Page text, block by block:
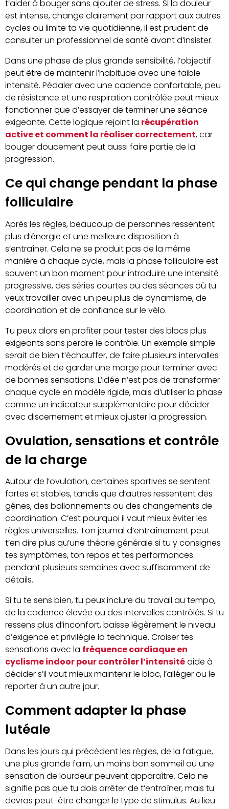
t’aider à bouger sans ajouter de stress. Si la douleur
est intense, change clairement par rapport aux autres
cycles ou limite ta vie quotidienne, il est prudent de
consulter un professionnel de santé avant d’insister.
Dans une phase de plus grande sensibilité, l’objectif
peut être de maintenir l’habitude avec une faible
intensité. Pédaler avec une cadence confortable, peu
de résistance et une respiration contrôlée peut mieux
fonctionner que d’essayer de terminer une séance
exigeante. Cette logique rejoint la récupération
active et comment la réaliser correctement, car
bouger doucement peut aussi faire partie de la
progression.
Ce qui change pendant la phase
folliculaire
Après les règles, beaucoup de personnes ressentent
plus d’énergie et une meilleure disposition à
s’entraîner. Cela ne se produit pas de la même
manière à chaque cycle, mais la phase folliculaire est
souvent un bon moment pour introduire une intensité
progressive, des séries courtes ou des séances où tu
veux travailler avec un peu plus de dynamisme, de
coordination et de confiance sur le vélo.
Tu peux alors en profiter pour tester des blocs plus
exigeants sans perdre le contrôle. Un exemple simple
serait de bien t’échauffer, de faire plusieurs intervalles
modérés et de garder une marge pour terminer avec
de bonnes sensations. L’idée n’est pas de transformer
chaque cycle en modèle rigide, mais d’utiliser la phase
comme un indicateur supplémentaire pour décider
avec discernement et mieux ajuster la progression.
Ovulation, sensations et contrôle
de la charge
Autour de l’ovulation, certaines sportives se sentent
fortes et stables, tandis que d’autres ressentent des
gênes, des ballonnements ou des changements de
coordination. C’est pourquoi il vaut mieux éviter les
règles universelles. Ton journal d’entraînement peut
t’en dire plus qu’une théorie générale si tu y consignes
tes symptômes, ton repos et tes performances
pendant plusieurs semaines avec suffisamment de
détails.
Si tu te sens bien, tu peux inclure du travail au tempo,
de la cadence élevée ou des intervalles contrôlés. Si tu
ressens plus d’inconfort, baisse légèrement le niveau
d’exigence et privilégie la technique. Croiser tes
sensations avec la fréquence cardiaque en
cyclisme indoor pour contrôler l’intensitéaide à
décider s’il vaut mieux maintenir le bloc, l’alléger ou le
reporter à un autre jour.
Comment adapter la phase
lutéale
Dans les jours qui précèdent les règles, de la fatigue,
une plus grande faim, un moins bon sommeil ou une
sensation de lourdeur peuvent apparaître. Cela ne
signifie pas que tu dois arrêter de t’entraîner, mais tu
devras peut-être changer le type de stimulus. Au lieu